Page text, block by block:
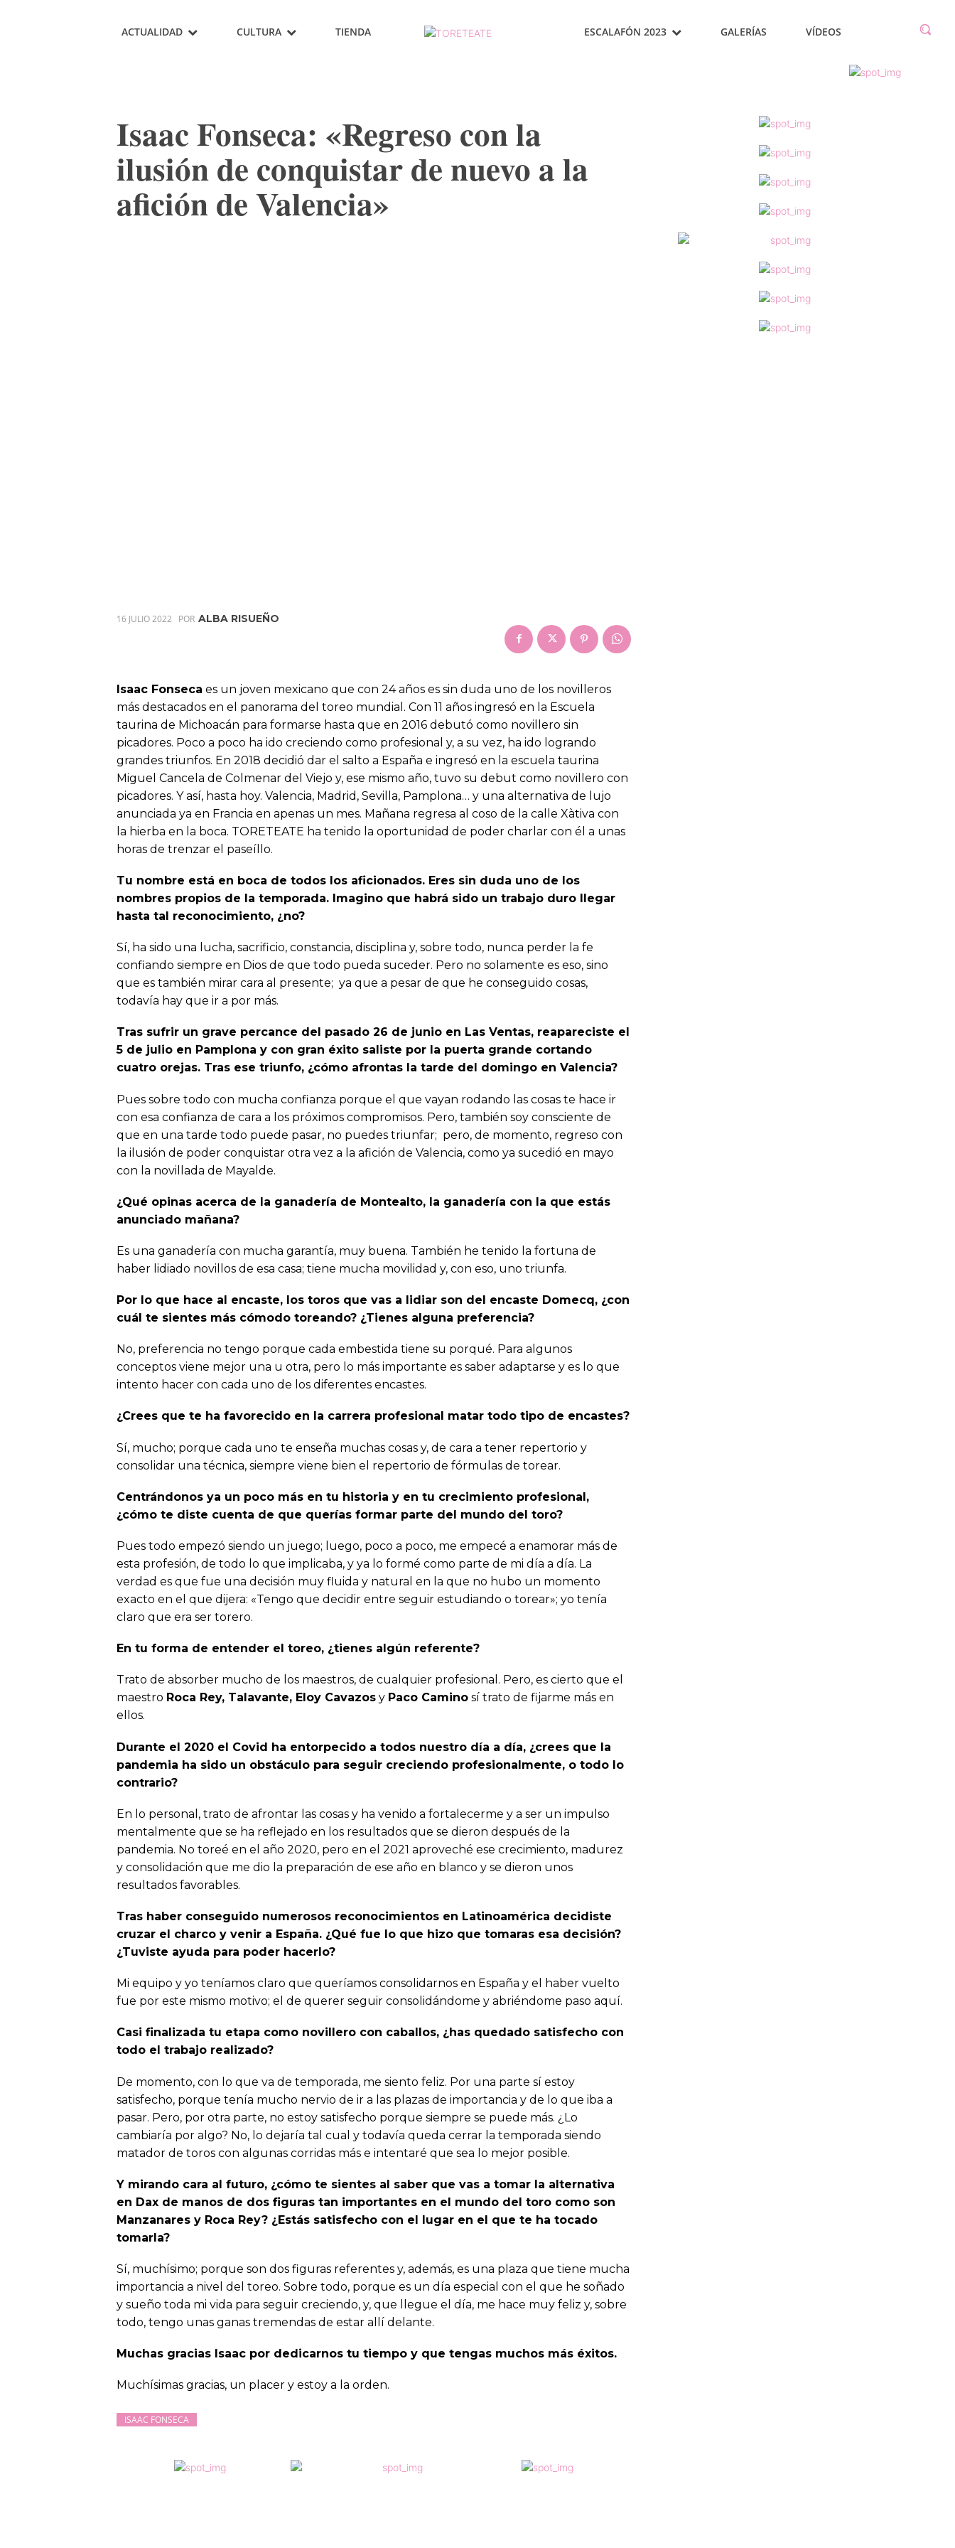
ACTUALIDAD CULTURA TIENDA ESCALAFÓN 2023 GALERÍAS VÍDEOS
Isaac Fonseca: «Regreso con la
ilusión de conquistar de nuevo a la
afición de Valencia»
16 JULIO 2022 POR ALBA RISUEÑO
Isaac Fonseca es un joven mexicano que con 24 años es sin duda uno de los novilleros
más destacados en el panorama del toreo mundial. Con 11 años ingresó en la Escuela
taurina de Michoacán para formarse hasta que en 2016 debutó como novillero sin
picadores. Poco a poco ha ido creciendo como profesional y, a su vez, ha ido logrando
grandes triunfos. En 2018 decidió dar el salto a España e ingresó en la escuela taurina
Miguel Cancela de Colmenar del Viejo y, ese mismo año, tuvo su debut como novillero con
picadores. Y así, hasta hoy. Valencia, Madrid, Sevilla, Pamplona… y una alternativa de lujo
anunciada ya en Francia en apenas un mes. Mañana regresa al coso de la calle Xàtiva con
la hierba en la boca. TORETEATE ha tenido la oportunidad de poder charlar con él a unas
horas de trenzar el paseíllo.
Tu nombre está en boca de todos los aficionados. Eres sin duda uno de los
nombres propios de la temporada. Imagino que habrá sido un trabajo duro llegar
hasta tal reconocimiento, ¿no?
Sí, ha sido una lucha, sacrificio, constancia, disciplina y, sobre todo, nunca perder la fe
confiando siempre en Dios de que todo pueda suceder. Pero no solamente es eso, sino
que es también mirar cara al presente; ya que a pesar de que he conseguido cosas,
todavía hay que ir a por más.
Tras sufrir un grave percance del pasado 26 de junio en Las Ventas, reapareciste el
5 de julio en Pamplona y con gran éxito saliste por la puerta grande cortando
cuatro orejas. Tras ese triunfo, ¿cómo afrontas la tarde del domingo en Valencia?
Pues sobre todo con mucha confianza porque el que vayan rodando las cosas te hace ir
con esa confianza de cara a los próximos compromisos. Pero, también soy consciente de
que en una tarde todo puede pasar, no puedes triunfar; pero, de momento, regreso con
la ilusión de poder conquistar otra vez a la afición de Valencia, como ya sucedió en mayo
con la novillada de Mayalde.
¿Qué opinas acerca de la ganadería de Montealto, la ganadería con la que estás
anunciado mañana?
Es una ganadería con mucha garantía, muy buena. También he tenido la fortuna de
haber lidiado novillos de esa casa; tiene mucha movilidad y, con eso, uno triunfa.
Por lo que hace al encaste, los toros que vas a lidiar son del encaste Domecq, ¿con
cuál te sientes más cómodo toreando? ¿Tienes alguna preferencia?
No, preferencia no tengo porque cada embestida tiene su porqué. Para algunos
conceptos viene mejor una u otra, pero lo más importante es saber adaptarse y es lo que
intento hacer con cada uno de los diferentes encastes.
¿Crees que te ha favorecido en la carrera profesional matar todo tipo de encastes?
Sí, mucho; porque cada uno te enseña muchas cosas y, de cara a tener repertorio y
consolidar una técnica, siempre viene bien el repertorio de fórmulas de torear.
Centrándonos ya un poco más en tu historia y en tu crecimiento profesional,
¿cómo te diste cuenta de que querías formar parte del mundo del toro?
Pues todo empezó siendo un juego; luego, poco a poco, me empecé a enamorar más de
esta profesión, de todo lo que implicaba, y ya lo formé como parte de mi día a día. La
verdad es que fue una decisión muy fluida y natural en la que no hubo un momento
exacto en el que dijera: «Tengo que decidir entre seguir estudiando o torear»; yo tenía
claro que era ser torero.
En tu forma de entender el toreo, ¿tienes algún referente?
Trato de absorber mucho de los maestros, de cualquier profesional. Pero, es cierto que el
maestro Roca Rey, Talavante, Eloy Cavazos y Paco Camino sí trato de fijarme más en
ellos.
Durante el 2020 el Covid ha entorpecido a todos nuestro día a día, ¿crees que la
pandemia ha sido un obstáculo para seguir creciendo profesionalmente, o todo lo
contrario?
En lo personal, trato de afrontar las cosas y ha venido a fortalecerme y a ser un impulso
mentalmente que se ha reflejado en los resultados que se dieron después de la
pandemia. No toreé en el año 2020, pero en el 2021 aproveché ese crecimiento, madurez
y consolidación que me dio la preparación de ese año en blanco y se dieron unos
resultados favorables.
Tras haber conseguido numerosos reconocimientos en Latinoamérica decidiste
cruzar el charco y venir a España. ¿Qué fue lo que hizo que tomaras esa decisión?
¿Tuviste ayuda para poder hacerlo?
Mi equipo y yo teníamos claro que queríamos consolidarnos en España y el haber vuelto
fue por este mismo motivo; el de querer seguir consolidándome y abriéndome paso aquí.
Casi finalizada tu etapa como novillero con caballos, ¿has quedado satisfecho con
todo el trabajo realizado?
De momento, con lo que va de temporada, me siento feliz. Por una parte sí estoy
satisfecho, porque tenía mucho nervio de ir a las plazas de importancia y de lo que iba a
pasar. Pero, por otra parte, no estoy satisfecho porque siempre se puede más. ¿Lo
cambiaría por algo? No, lo dejaría tal cual y todavía queda cerrar la temporada siendo
matador de toros con algunas corridas más e intentaré que sea lo mejor posible.
Y mirando cara al futuro, ¿cómo te sientes al saber que vas a tomar la alternativa
en Dax de manos de dos figuras tan importantes en el mundo del toro como son
Manzanares y Roca Rey? ¿Estás satisfecho con el lugar en el que te ha tocado
tomarla?
Sí, muchísimo; porque son dos figuras referentes y, además, es una plaza que tiene mucha
importancia a nivel del toreo. Sobre todo, porque es un día especial con el que he soñado
y sueño toda mi vida para seguir creciendo, y, que llegue el día, me hace muy feliz y, sobre
todo, tengo unas ganas tremendas de estar allí delante.
Muchas gracias Isaac por dedicarnos tu tiempo y que tengas muchos más éxitos.
Muchísimas gracias, un placer y estoy a la orden.
ISAAC FONSECA